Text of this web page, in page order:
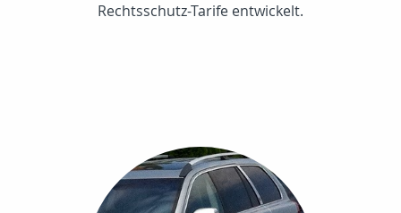
Rechtsschutz-Tarife entwickelt.